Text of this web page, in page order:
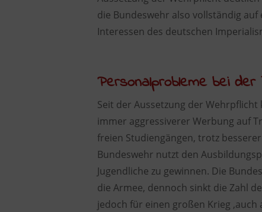
die Bundeswehr also vollständig
Interessen des deutschen
Personalprobleme bei
Seit der Aussetzung der
immer aggressiverer Werbung auf
freien Studiengängen, trotz
Bundeswehr nutzt den
Jugendliche zu gewinnen. Die
die Armee, dennoch sinkt die Zahl
jedoch für einen großen Krieg